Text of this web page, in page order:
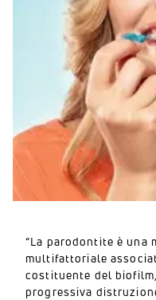
“La parodontite è una
multifattoriale
costituente del
progressiva